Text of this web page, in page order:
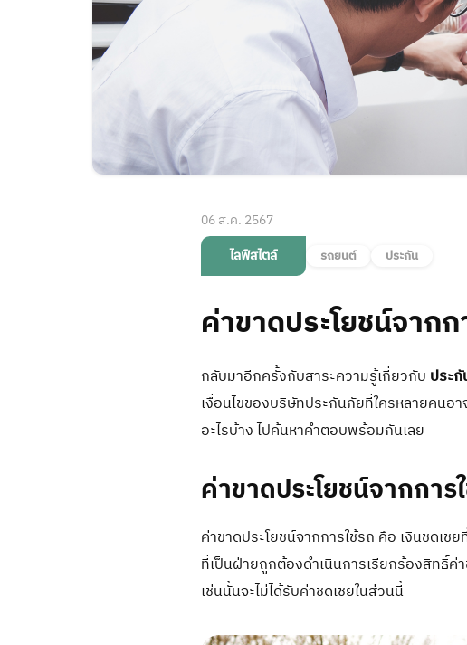
06 ส.ค. 2567
ไลฟ์สไตล์
รถยนต์ ประกัน
ค่าขาดประโยชน์จาก
กลับมาอีกครั้งกับสาระความรู้เกี่ยวกับ ประ
เงื่อนไขของบริษัทประกันภัยที่ใครหลายคนอ
อะไรบ้าง ไปค้นหาคำตอบพร้อมกันเลย
ค่าขาดประโยชน์จากการ
ค่าขาดประโยชน์จากการใช้รถ คือ เงินชดเ
ที่เป็นฝ่ายถูกต้องดำเนินการเรียกร้องสิทธิ์
เช่นนั้นจะไม่ได้รับค่าชดเชยในส่วนนี้